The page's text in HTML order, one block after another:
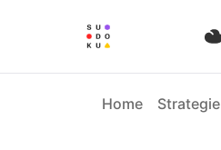
Home Strategie